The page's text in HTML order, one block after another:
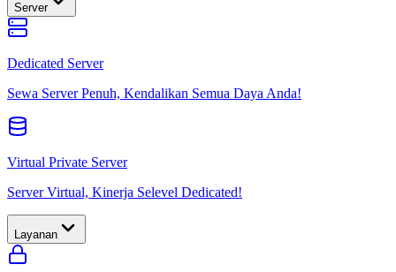
Server
Dedicated Server
Sewa Server Penuh, Kendalikan Semua Daya Anda!
Virtual Private Server
Server Virtual, Kinerja Selevel Dedicated!
Layanan